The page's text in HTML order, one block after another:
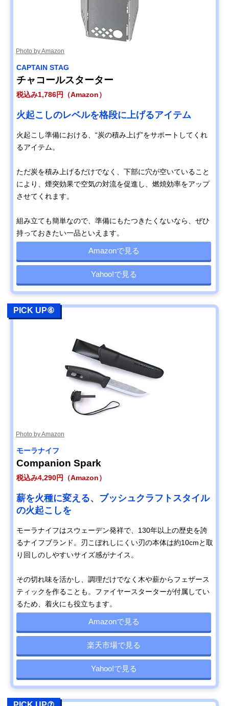
Photo by Amazon
CAPTAIN STAG
チャコールスターター
税込み1,786円（Amazon）
火起こしのレベルを格段に上げるアイテム
火起こし準備における、“炭の積み上げ”をサポートしてくれ
るアイテム。
ただ炭を積み上げるだけでなく、下部に穴が空いていること
により、煙突効果で空気の対流を促進し、燃焼効率をアップ
させてくれます。
組み立ても簡単なので、準備にもたつきたくないなら、ぜひ
持っておきたい一品といえます。
Amazonで見る
Yahoo!で見る
PICK UP⑥
Photo by Amazon
モーラナイフ
Companion Spark
税込み4,290円（Amazon）
薪を火種に変える、ブッシュクラフトスタイル
の火起こしを
モーラナイフはスウェーデン発祥で、130年以上の歴史を誇
るナイフブランド。刃こぼれしにくい刃の本体は約10cmと取
り回しのしやすいサイズ感がナイス。
その切れ味を活かし、調理だけでなく木や薪からフェザース
ティックを作ることも。ファイヤースターターが付属してい
るため、着火にも役立ちます。
Amazonで見る
楽天市場で見る
Yahoo!で見る